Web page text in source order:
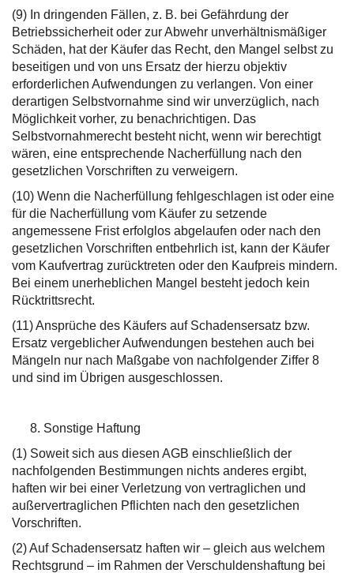
(9) In dringenden Fällen, z. B. bei Gefährdung der
Betriebssicherheit oder zur Abwehr unverhältnismäßiger
Schäden, hat der Käufer das Recht, den Mangel selbst zu
beseitigen und von uns Ersatz der hierzu objektiv
erforderlichen Aufwendungen zu verlangen. Von einer
derartigen Selbstvornahme sind wir unverzüglich, nach
Möglichkeit vorher, zu benachrichtigen. Das
Selbstvornahmerecht besteht nicht, wenn wir berechtigt
wären, eine entsprechende Nacherfüllung nach den
gesetzlichen Vorschriften zu verweigern.
(10) Wenn die Nacherfüllung fehlgeschlagen ist oder eine
für die Nacherfüllung vom Käufer zu setzende
angemessene Frist erfolglos abgelaufen oder nach den
gesetzlichen Vorschriften entbehrlich ist, kann der Käufer
vom Kaufvertrag zurücktreten oder den Kaufpreis mindern.
Bei einem unerheblichen Mangel besteht jedoch kein
Rücktrittsrecht.
(11) Ansprüche des Käufers auf Schadensersatz bzw.
Ersatz vergeblicher Aufwendungen bestehen auch bei
Mängeln nur nach Maßgabe von nachfolgender Ziffer 8
und sind im Übrigen ausgeschlossen.
Sonstige Haftung
(1) Soweit sich aus diesen AGB einschließlich der
nachfolgenden Bestimmungen nichts anderes ergibt,
haften wir bei einer Verletzung von vertraglichen und
außervertraglichen Pflichten nach den gesetzlichen
Vorschriften.
(2) Auf Schadensersatz haften wir – gleich aus welchem
Rechtsgrund – im Rahmen der Verschuldenshaftung bei